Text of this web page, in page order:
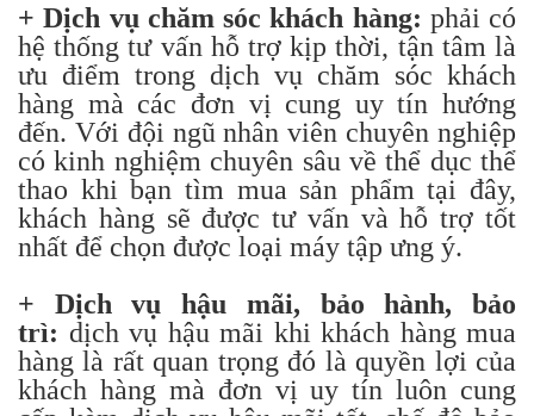
+ Dịch vụ chăm sóc khách hàng: phải có
hệ thống tư vấn hỗ trợ kịp thời, tận tâm là
ưu điểm trong dịch vụ chăm sóc khách
hàng mà các đơn vị cung uy tín hướng
đến. Với đội ngũ nhân viên chuyên nghiệp
có kinh nghiệm chuyên sâu về thể dục thể
thao khi bạn tìm mua sản phẩm tại đây,
khách hàng sẽ được tư vấn và hỗ trợ tốt
nhất để chọn được loại máy tập ưng ý.
+ Dịch vụ hậu mãi, bảo hành, bảo
trì: dịch vụ hậu mãi khi khách hàng mua
hàng là rất quan trọng đó là quyền lợi của
khách hàng mà đơn vị uy tín luôn cung